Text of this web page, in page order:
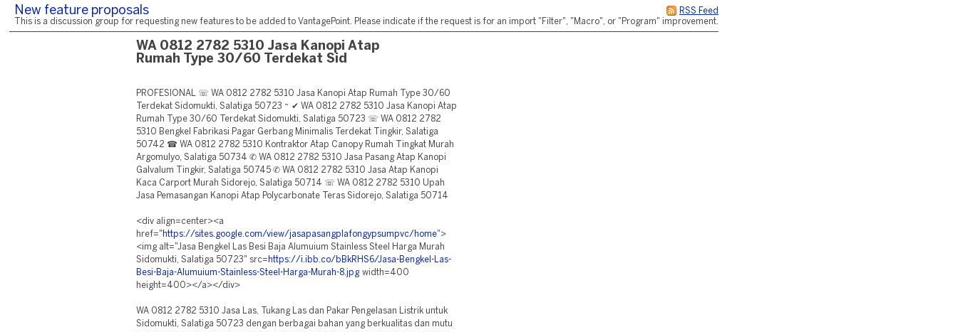
RSS Feed
New feature proposals
This is a discussion group for requesting new features to be added to VantagePoint. Please indicate if the request is for an import "Filter", "Macro", or "Program" improvement.
WA 0812 2782 5310 Jasa Kanopi Atap
Rumah Type 30/60 Terdekat Sid
PROFESIONAL ☏ WA 0812 2782 5310 Jasa Kanopi Atap Rumah Type 30/60
Terdekat Sidomukti, Salatiga 50723 ~ ✔ WA 0812 2782 5310 Jasa Kanopi Atap
Rumah Type 30/60 Terdekat Sidomukti, Salatiga 50723 ☏ WA 0812 2782
5310 Bengkel Fabrikasi Pagar Gerbang Minimalis Terdekat Tingkir, Salatiga
50742 ☎ WA 0812 2782 5310 Kontraktor Atap Canopy Rumah Tingkat Murah
Argomulyo, Salatiga 50734 ✆ WA 0812 2782 5310 Jasa Pasang Atap Kanopi
Galvalum Tingkir, Salatiga 50745 ✆ WA 0812 2782 5310 Jasa Atap Kanopi
Kaca Carport Murah Sidorejo, Salatiga 50714 ☏ WA 0812 2782 5310 Upah
Jasa Pemasangan Kanopi Atap Polycarbonate Teras Sidorejo, Salatiga 50714
<div align=center><a
href=" https://sites.google.com/view/jasapasangplafongypsumpvc/home">
<img alt="Jasa Bengkel Las Besi Baja Alumuium Stainless Steel Harga Murah
Sidomukti, Salatiga 50723" src= https://i.ibb.co/bBkRHS6/Jasa-Bengkel-Las-
Besi-Baja-Alumuium-Stainless-Steel-Harga-Murah-8.jpgwidth=400
height=400></a></div>
WA 0812 2782 5310 Jasa Las, Tukang Las dan Pakar Pengelasan Listrik untuk
Sidomukti, Salatiga 50723 dengan berbagai bahan yang berkualitas dan mutu